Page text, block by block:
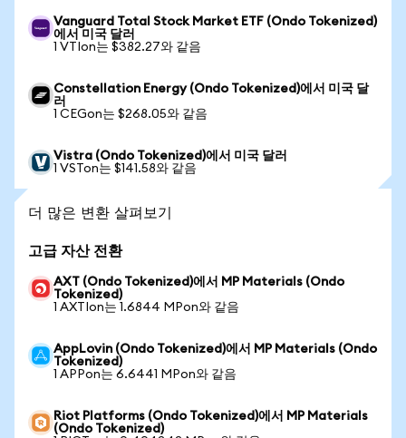
Vanguard Total Stock Market ETF (Ondo Tokenized)
에서 미국 달러
1 VTIon는 $382.27와 같음
Constellation Energy (Ondo Tokenized)에서 미국 달
러
1 CEGon는 $268.05와 같음
Vistra (Ondo Tokenized)에서 미국 달러
1 VSTon는 $141.58와 같음
더 많은 변환 살펴보기
고급 자산 전환
AXT (Ondo Tokenized)에서 MP Materials (Ondo
Tokenized)
1 AXTIon는 1.6844 MPon와 같음
AppLovin (Ondo Tokenized)에서 MP Materials (Ondo
Tokenized)
1 APPon는 6.6441 MPon와 같음
Riot Platforms (Ondo Tokenized)에서 MP Materials
(Ondo Tokenized)